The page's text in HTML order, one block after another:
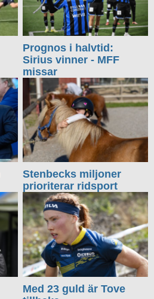
Prognos i halvtid:
Sirius vinner - MFF
missar
Stenbecks miljoner
prioriterar ridsport
Med 23 guld är Tove